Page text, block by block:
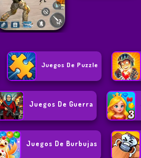
Juegos De Puzzle
Juegos De Guerra
Juegos De Burbujas